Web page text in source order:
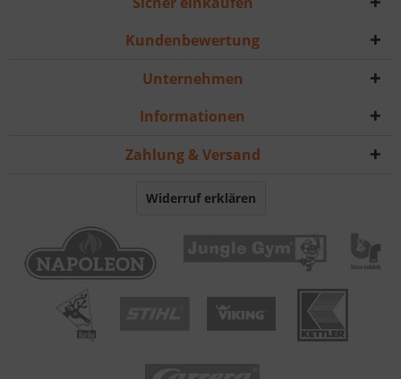
Kundenbewertung
Unternehmen
Informationen
Zahlung & Versand
Widerruf erklären